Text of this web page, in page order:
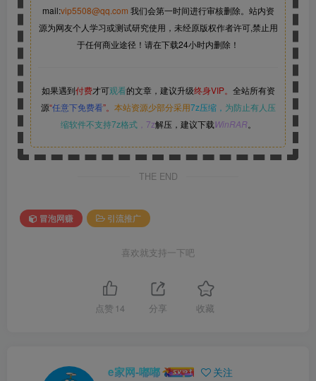
mail:vip5508@qq.com 我们会第一时间进行审核删除。站内资
源为网友个人学习或测试研究使用，未经原版权作者许可,禁止用
于任何商业途径！请在下载24小时内删除！
如果遇到付费才可观看的文章，建议升级终身VIP。 全站所有资
源“任意下免费看”。 本站资源少部分采用7z压缩， 为防止有人压
缩软件不支持7z格式，7z解压，建议下载WinRAR。
THE END
冒泡网赚 引流推广
喜欢就支持一下吧
点赞 14 分享 收藏
e家网-嘟嘟 关注